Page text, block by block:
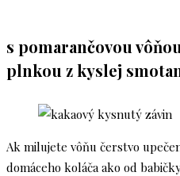
s pomarančovou
plnkou z kyslej
Ak milujete vôňu čerstvo
domáceho koláča ako od